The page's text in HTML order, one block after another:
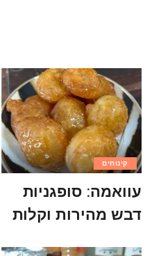
קינוחים
עוואמה: סופגניות
דבש מהירות וקלות